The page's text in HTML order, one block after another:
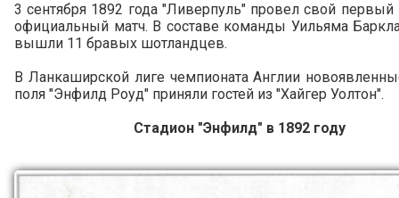
3 сентября 1892 года "Ливерпуль" провел свой первый
официальный матч. В составе команды Уильяма
вышли 11 бравых шотландцев.
В Ланкаширской лиге чемпионата Англии
поля "Энфилд Роуд" приняли гостей из "Хайгер Уолтон".
Стадион "Энфилд" в 1892 году